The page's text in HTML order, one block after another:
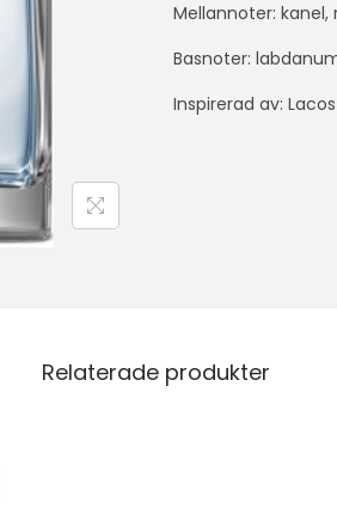
Mellannoter:
Basnoter:
Inspirerad av:
Relaterade produkter